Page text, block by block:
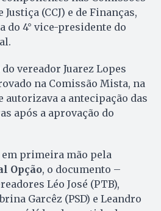
(CCJ) e de Finanças,
do 4° vice-presidente do
vereador Juarez Lopes
na Comissão Mista, na
autorizava a antecipação das
após a aprovação do
primeira mão pela
Opção, o documento –
Léo José (PTB),
Garcêz (PSD) e Leandro